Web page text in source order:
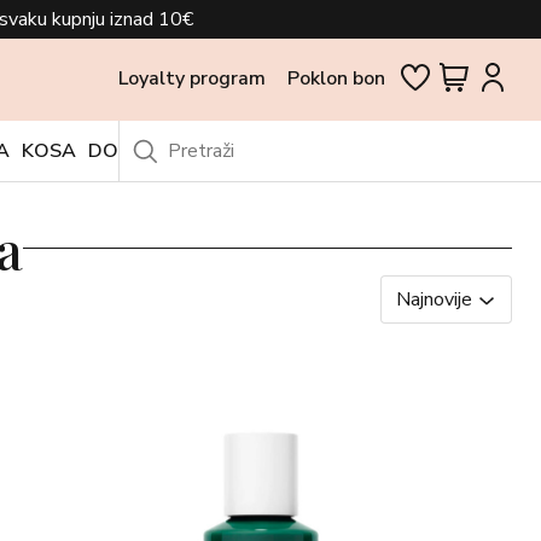
kupnju iznad 10€
Loyalty program Poklon bon
KOSA DODACI OUTLET
Najnovije